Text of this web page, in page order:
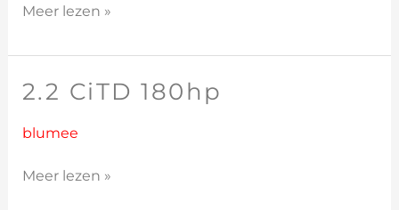
Meer lezen »
2.2 CiTD 180hp
blumee
2.2
180hp
Meer lezen »